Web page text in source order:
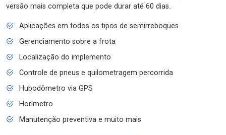
versão mais completa que pode durar até 60 dias.
Aplicações em todos os tipos de semirreboques
Gerenciamento sobre a frota
Localização do implemento
Controle de pneus e quilometragem percorrida
Hubodômetro via GPS
Horímetro
Manutenção preventiva e muito mais